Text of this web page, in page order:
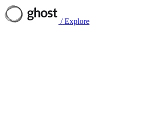
/ Explore